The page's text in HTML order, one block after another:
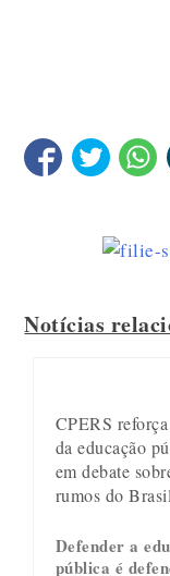
Notícias
CPERS reforça
da educação
em debate
rumos do Brasil
Defender a
pública é